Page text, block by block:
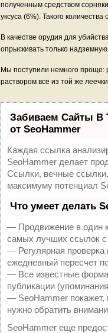
полученным средством
уксуса (6%). Такого
В качестве орудия для
опрыскивать только
Мы поступили немного проще:
раствором всё из той же
Забиваем Сайты В
от SeoHammer
Каждая ссылка
SeoHammer делает
Ссылки, вечные ссылки,
максимуму потенциал
Что умеет делать
— Продвижение в один
самых лучших ссылок с
— Регулярная проверка
ежедневный пересчет
— Все известные
публикации
— SeoHammer покажет,
нужно обратить
SeoHammer еще